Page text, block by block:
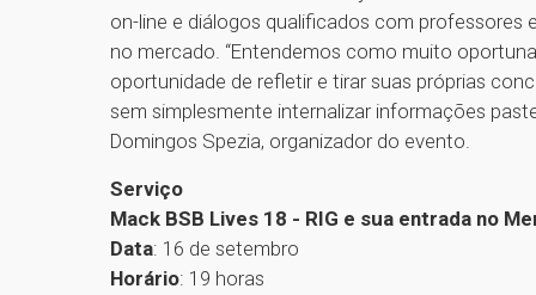
on-line e diálogos qualificados com professores
no mercado. “Entendemos como muito
oportunidade de refletir e tirar suas próprias
sem simplesmente internalizar informações
Domingos Spezia, organizador do evento.
Serviço
Mack BSB Lives 18 - RIG e sua entrada no
Data: 16 de setembro
Horário: 19 horas